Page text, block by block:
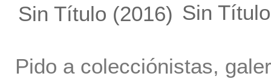
Sin Título (2016) Sin Título
Pido a colecciónistas,